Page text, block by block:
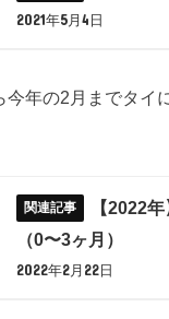
2021年5月4日
今年の2月までタ
【2022
（0〜3ヶ月）
2022年2月22日